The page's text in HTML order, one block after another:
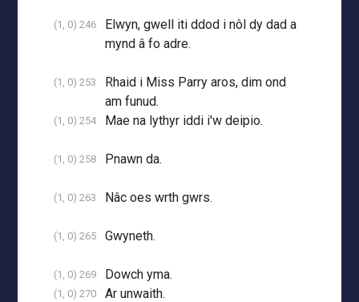
(1, 0) 246
Elwyn, gwell iti ddod i nôl dy dad a
mynd â fo adre.
(1, 0) 253
Rhaid i Miss Parry aros, dim ond
am funud.
(1, 0) 254 Mae na lythyr iddi i'w deipio.
(1, 0) 258 Pnawn da.
(1, 0) 263 Nâc oes wrth gwrs.
(1, 0) 265 Gwyneth.
(1, 0) 269 Dowch yma.
(1, 0) 270 Ar unwaith.